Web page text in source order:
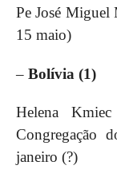
Pe José Miguel
15 maio)
– Bolívia (1)
Helena
Congregação
janeiro (?)